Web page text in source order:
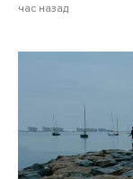
час назад